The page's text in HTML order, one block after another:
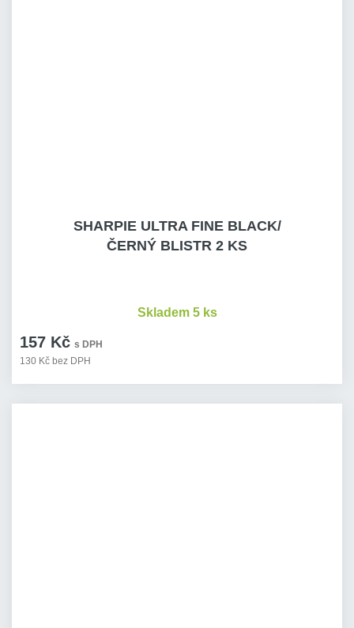
SHARPIE ULTRA FINE BLACK/
ČERNÝ BLISTR 2 KS
157 Kč s DPH
130 Kč bez DPH
Skladem 5 ks